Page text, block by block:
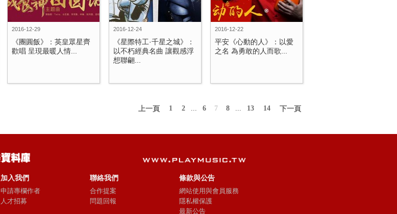
2016-12-29
《團圓飯》：英皇眾星齊
歡唱 呈現最暖人情...
2016-12-24
《星際特工·千星之城》：
以不朽經典名曲 讓觀感浮
想聯翩...
2016-12-22
平安《心動的人》：以愛
之名 為勇敢的人而歌...
上一頁 1 2 ... 6 7 8 ... 13 14 下一頁
加入我們
申請專欄作者
人才招募
聯絡我們
合作提案
問題回報
條款與公告
網站使用與會員服務
隱私權保護
最新公告